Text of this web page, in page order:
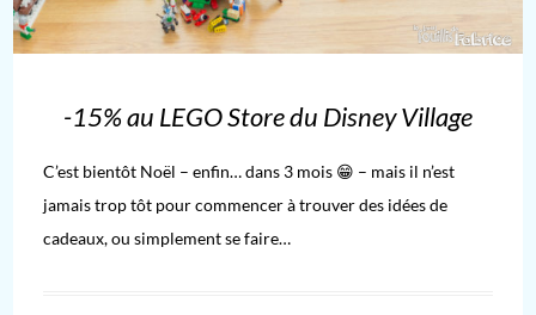
-15% au LEGO Store du Disney Village
C’est bientôt Noël – enfin… dans 3 mois 😁 – mais il n’est
jamais trop tôt pour commencer à trouver des idées de
cadeaux, ou simplement se faire…